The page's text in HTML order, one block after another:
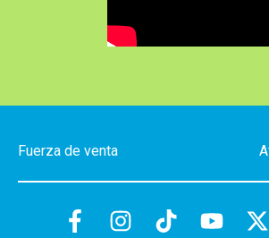
Fuerza de venta